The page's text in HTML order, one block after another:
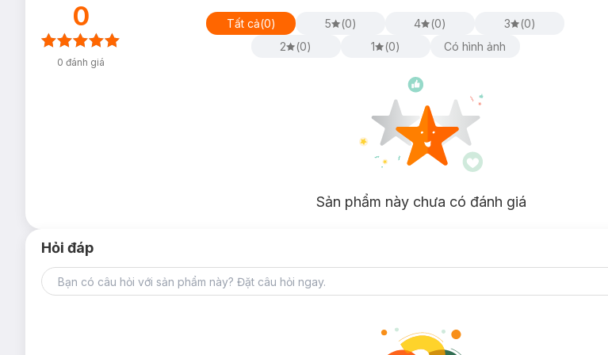
0
0 đánh giá
Tất cả(0) 5 (0) 4 (0) 3 (0)
2
(0) 1 (0) Có hình ảnh
Sản phẩm này chưa có đánh giá
Hỏi đáp